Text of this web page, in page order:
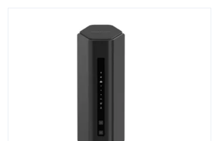
double bande qui maintiennent votre maison en marche sans
Prend en charge plus de 100 appareils connectés
Sécurité intégrée avec WPA3, VPN, Armor
Ports 2.5 Gbps pour des connexions filaires plus rapides
Performance WiFi 7 BE6500